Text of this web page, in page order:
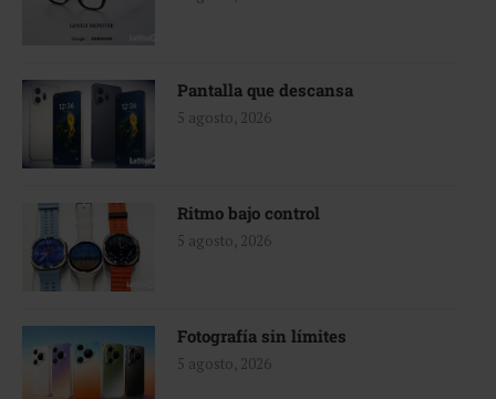
Pantalla que descansa
5 agosto, 2026
Ritmo bajo control
5 agosto, 2026
Fotografía sin límites
5 agosto, 2026